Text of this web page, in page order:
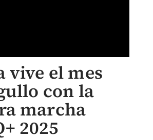
vive el mes
con la
marcha
2025